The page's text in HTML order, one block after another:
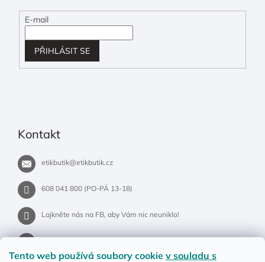
Tento web používá soubory cookie v souladu s
E-mail
PŘIHLÁSIT SE
Kontakt
etikbutik@etikbutik.cz
608 041 800 (PO-PÁ 13-18)
Lajkněte nás na FB, aby Vám nic neuniklo!